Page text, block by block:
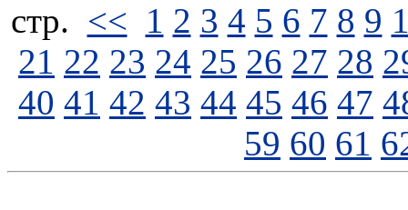
стp. << 1 2 3 4 5 6 7 8 9
21 22 23 24 25 26 27 28
40 41 42 43 44 45 46 47
59 60 61